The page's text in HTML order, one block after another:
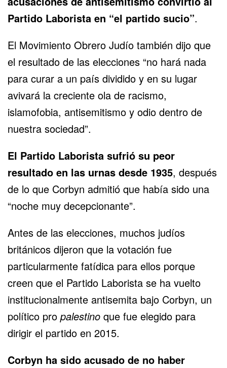
Partido Laborista en “el partido sucio”.
El Movimiento Obrero Judío también dijo que
el resultado de las elecciones “no hará nada
para curar a un país dividido y en su lugar
avivará la creciente ola de racismo,
islamofobia, antisemitismo y odio dentro de
nuestra sociedad”.
El Partido Laborista sufrió su peor
resultado en las urnas desde 1935, después
de lo que Corbyn admitió que había sido una
“noche muy decepcionante”.
Antes de las elecciones, muchos judíos
británicos dijeron que la votación fue
particularmente fatídica para ellos porque
creen que el Partido Laborista se ha vuelto
institucionalmente antisemita bajo Corbyn, un
político pro palestino que fue elegido para
dirigir el partido en 2015.
Corbyn ha sido acusado de no haber